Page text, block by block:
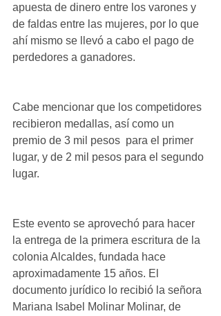
apuesta de dinero entre los varones y
de faldas entre las mujeres, por lo que
ahí mismo se llevó a cabo el pago de
perdedores a ganadores.
Cabe mencionar que los competidores
recibieron medallas, así como un
premio de 3 mil pesos  para el primer
lugar, y de 2 mil pesos para el segundo
lugar.
Este evento se aprovechó para hacer
la entrega de la primera escritura de la
colonia Alcaldes, fundada hace
aproximadamente 15 años. El
documento jurídico lo recibió la señora
Mariana Isabel Molinar Molinar, de